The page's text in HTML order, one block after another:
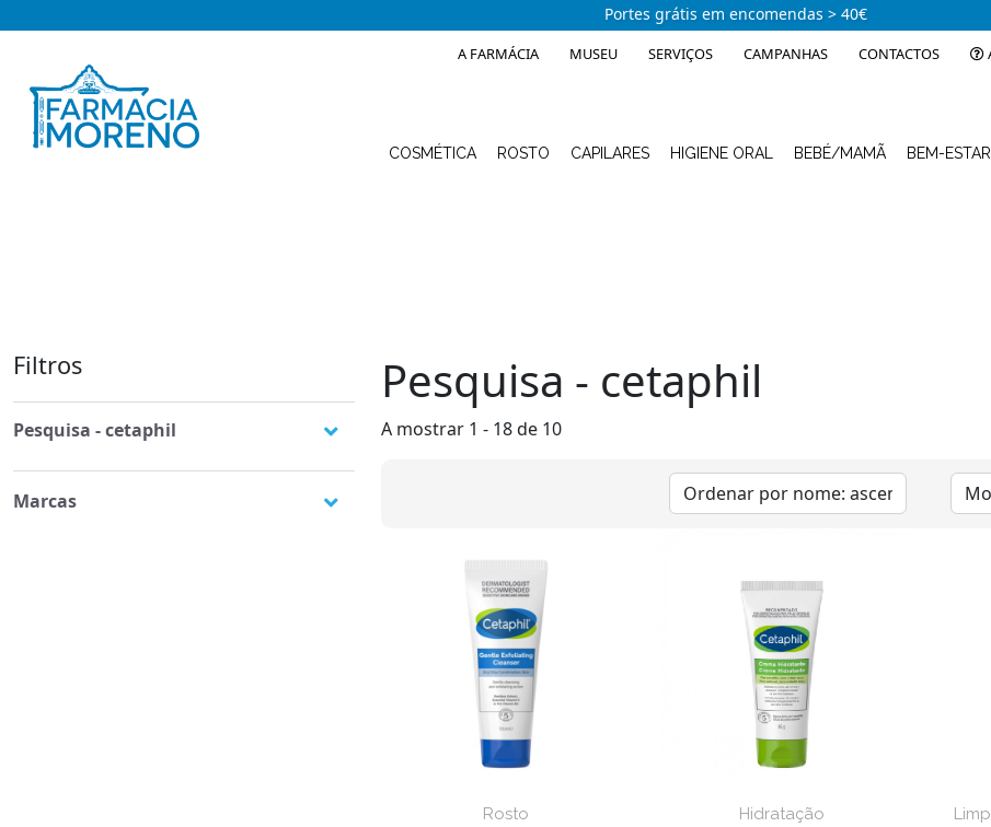
Portes grátis em encomendas > 40€
A FARMÁCIA MUSEU SERVIÇOS CAMPANHAS CONTACTOS
COSMÉTICA ROSTO CAPILARES HIGIENE ORAL BEBÉ/MAMÃ BEM-ESTAR
Filtros
Pesquisa - cetaphil
Acne e pele oleosa(2)
Hidratação
Marcas
Pesquisa - cetaphil
A mostrar 1 - 18 de 10
Rosto Hidratação